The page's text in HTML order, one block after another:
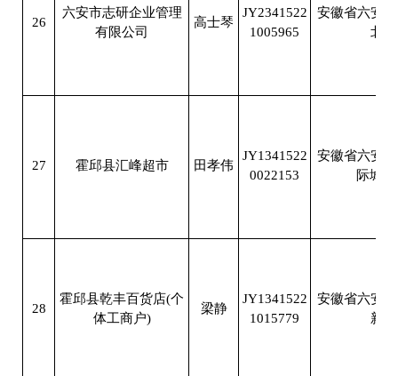
26
六安市志研企业管理
有限公司
高士琴
JY2341522
1005965
安徽省六安
北
27 霍邱县汇峰超市 田孝伟
JY1341522
0022153
安徽省六安
际城2
28
霍邱县乾丰百货店(个
体工商户)
梁静
JY1341522
1015779
安徽省六安
新